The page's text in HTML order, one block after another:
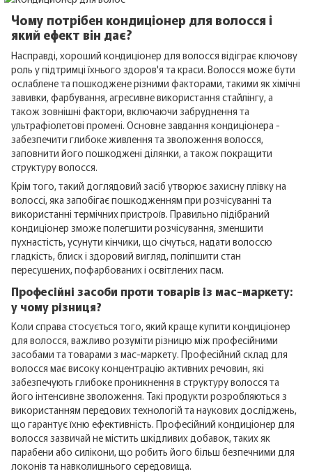
Чому потрібен кондиціонер для волосся і
який ефект він дає?
Насправді, хороший кондиціонер для волосся відіграє ключову
роль у підтримці їхнього здоров'я та краси. Волосся може бути
ослаблене та пошкоджене різними факторами, такими як хімічні
завивки, фарбування, агресивне використання стайлінгу, а
також зовнішні фактори, включаючи забруднення та
ультрафіолетові промені. Основне завдання кондиціонера -
забезпечити глибоке живлення та зволоження волосся,
заповнити його пошкоджені ділянки, а також покращити
структуру волосся.
Крім того, такий доглядовий засіб утворює захисну плівку на
волоссі, яка запобігає пошкодженням при розчісуванні та
використанні термічних пристроїв. Правильно підібраний
кондиціонер зможе полегшити розчісування, зменшити
пухнастість, усунути кінчики, що січуться, надати волоссю
гладкість, блиск і здоровий вигляд, поліпшити стан
пересушених, пофарбованих і освітлених пасм.
Професійні засоби проти товарів із мас-маркету:
у чому різниця?
Коли справа стосується того, який краще купити кондиціонер
для волосся, важливо розуміти різницю між професійними
засобами та товарами з мас-маркету. Професійний склад для
волосся має високу концентрацію активних речовин, які
забезпечують глибоке проникнення в структуру волосся та
його інтенсивне зволоження. Такі продукти розробляються з
використанням передових технологій та наукових досліджень,
що гарантує їхню ефективність. Професійний кондиціонер для
волосся зазвичай не містить шкідливих добавок, таких як
парабени або силікони, що робить його більш безпечними для
локонів та навколишнього середовища.